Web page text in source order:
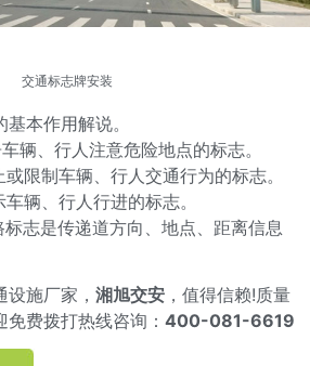
交通标志牌安装
基本作用解说。
、行人注意危险地点的标志。
制车辆、行人交通行为的标志。
、行人行进的标志。
是传递道方向、地点、距离信息
设施厂家， 湘旭交安 ，值得信赖!质量
费拨打热线咨询： 400-081-6619